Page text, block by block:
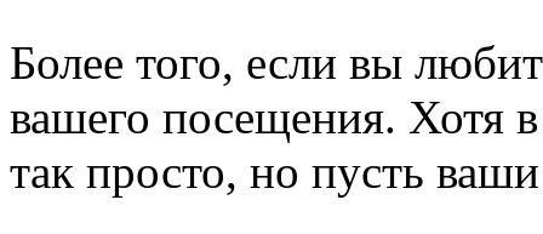
Более того, если вы
вашего посещения. Хотя
так просто, но пусть